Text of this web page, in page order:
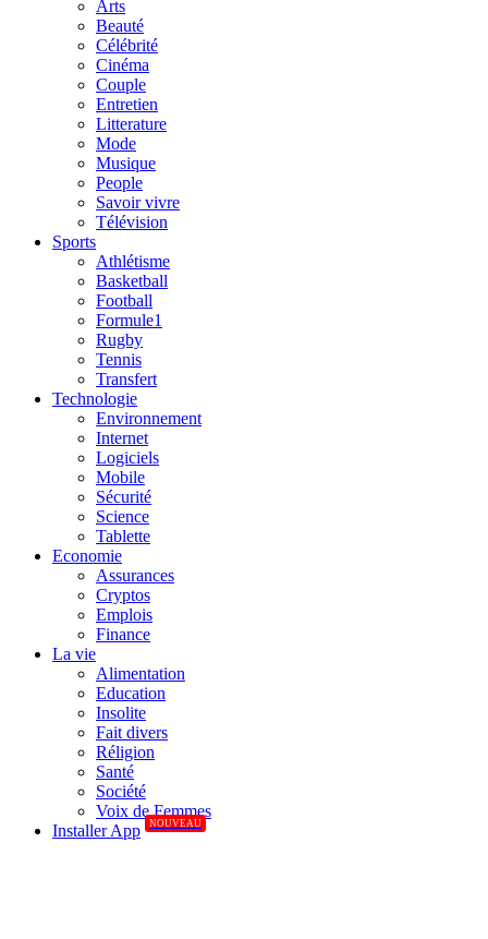
Arts
Beauté
Célébrité
Cinéma
Couple
Entretien
Litterature
Mode
Musique
People
Savoir vivre
Télévision
Sports
Athlétisme
Basketball
Football
Formule1
Rugby
Tennis
Transfert
Technologie
Environnement
Internet
Logiciels
Mobile
Sécurité
Science
Tablette
Economie
Assurances
Cryptos
Emplois
Finance
La vie
Alimentation
Education
Insolite
Fait divers
Réligion
Santé
Société
Voix de Femmes
Installer App
NOUVEAU